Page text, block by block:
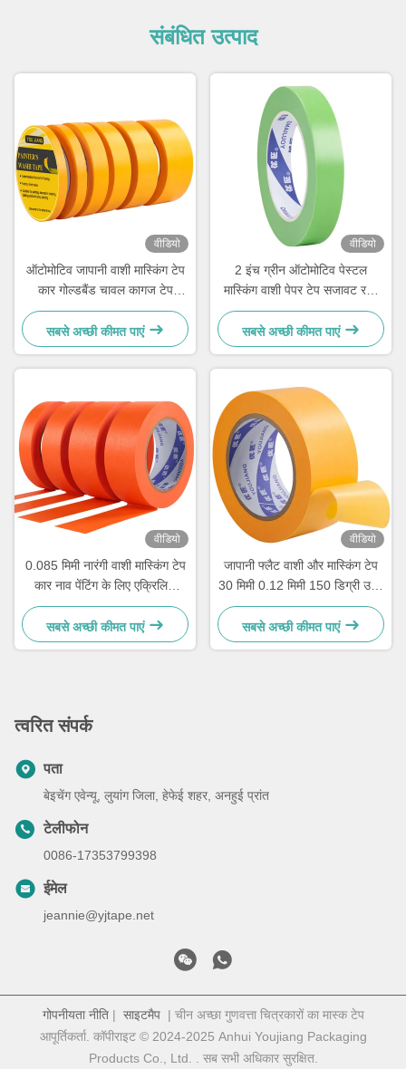
संबंधित उत्पाद
वीडियो
ऑटोमोटिव जापानी वाशी मास्किंग टेप
कार गोल्डबैंड चावल कागज टेप
100mic
सबसे अच्छी कीमत पाएं
वीडियो
2 इंच ग्रीन ऑटोमोटिव पेस्टल
मास्किंग वाशी पेपर टेप सजावट रबर
एक्रिलिक
सबसे अच्छी कीमत पाएं
वीडियो
0.085 मिमी नारंगी वाशी मास्किंग टेप
कार नाव पेंटिंग के लिए एक्रिलिक
चिपकने वाला
सबसे अच्छी कीमत पाएं
वीडियो
जापानी फ्लैट वाशी और मास्किंग टेप
30 मिमी 0.12 मिमी 150 डिग्री उच्च
तापमान
सबसे अच्छी कीमत पाएं
त्वरित संपर्क
पता
बेइचेंग एवेन्यू, लुयांग जिला, हेफेई शहर, अनहुई प्रांत
टेलीफोन
0086-17353799398
ईमेल
jeannie@yjtape.net
गोपनीयता नीति| साइटमैप| चीन अच्छा गुणवत्ता चित्रकारों का मास्क टेप
आपूर्तिकर्ता. कॉपीराइट © 2024-2025 Anhui Youjiang Packaging
Products Co., Ltd. . सब सभी अधिकार सुरक्षित.